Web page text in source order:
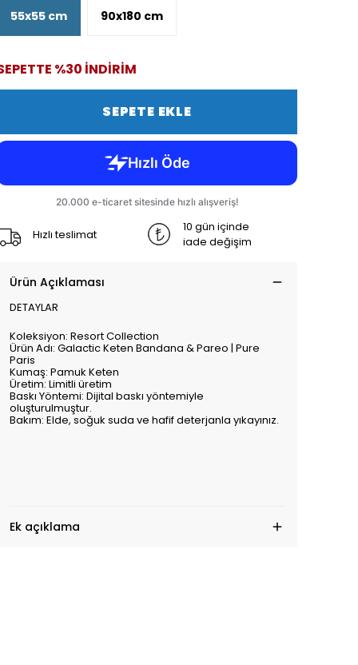
55x55 cm 90x180 cm
%30 İNDİRİM
SEPETE EKLE
Hızlı teslimat
10 gün içinde
iade değişim
Ürün Açıklaması
DETAYLAR
Koleksiyon: Resort Collection
Ürün Adı: Galactic Keten Bandana & Pareo | Pure
Paris
Kumaş: Pamuk Keten
Üretim: Limitli üretim
Baskı Yöntemi: Dijital baskı yöntemiyle
oluşturulmuştur.
Bakım: Elde, soğuk suda ve hafif deterjanla yıkayınız.
Ek açıklama